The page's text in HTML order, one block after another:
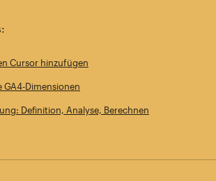
Cursor hinzufügen
GA4-Dimensionen
Definition, Analyse, Berechnen